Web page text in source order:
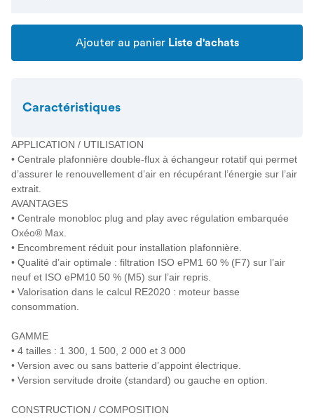
Ajouter au panierListe d'achats
Caractéristiques
APPLICATION / UTILISATION
• Centrale plafonnière double-flux à échangeur rotatif qui permet
d’assurer le renouvellement d’air en récupérant l’énergie sur l’air
extrait.
AVANTAGES
• Centrale monobloc plug and play avec régulation embarquée
Oxéo® Max.
• Encombrement réduit pour installation plafonnière.
• Qualité d’air optimale : filtration ISO ePM1 60 % (F7) sur l’air
neuf et ISO ePM10 50 % (M5) sur l’air repris.
• Valorisation dans le calcul RE2020 : moteur basse
consommation.
GAMME
• 4 tailles : 1 300, 1 500, 2 000 et 3 000
• Version avec ou sans batterie d’appoint électrique.
• Version servitude droite (standard) ou gauche en option.
CONSTRUCTION / COMPOSITION